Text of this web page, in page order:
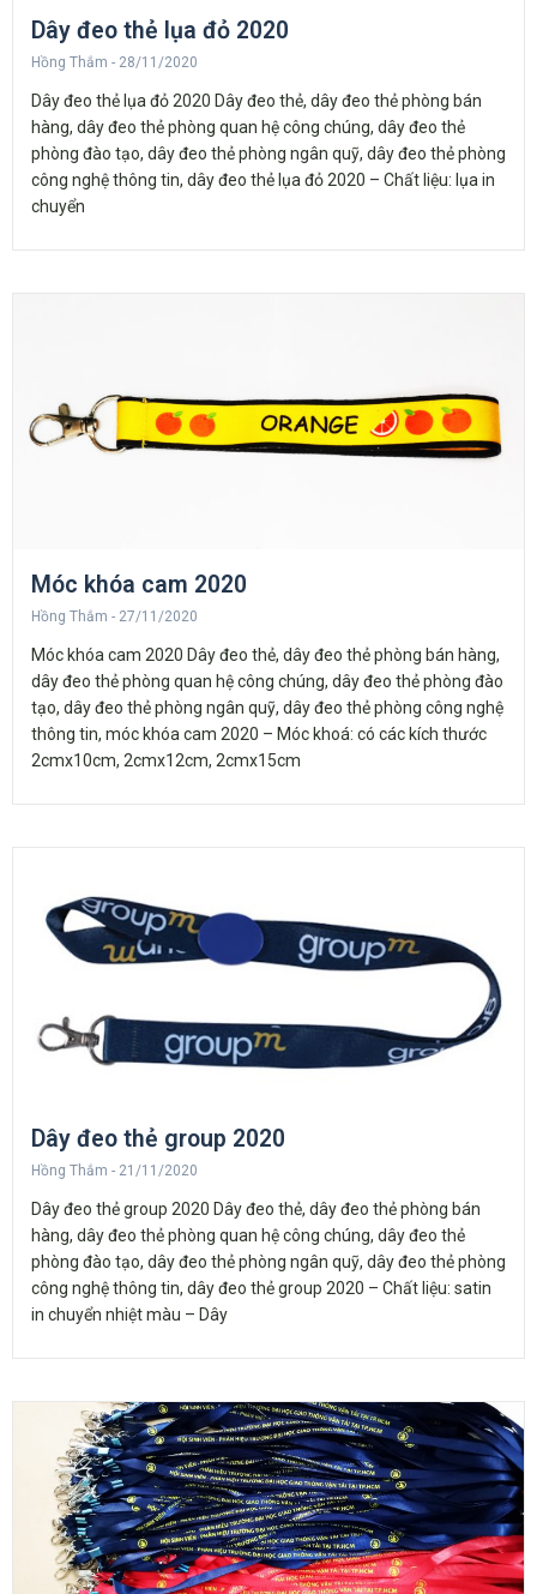
Dây đeo thẻ lụa đỏ 2020
Hồng Thắm 28/11/2020
Dây đeo thẻ lụa đỏ 2020 Dây đeo thẻ, dây đeo thẻ phòng bán
hàng, dây đeo thẻ phòng quan hệ công chúng, dây đeo thẻ
phòng đào tạo, dây đeo thẻ phòng ngân quỹ, dây đeo thẻ phòng
công nghệ thông tin, dây đeo thẻ lụa đỏ 2020 – Chất liệu: lụa in
chuyển
Móc khóa cam 2020
Hồng Thắm 27/11/2020
Móc khóa cam 2020 Dây đeo thẻ, dây đeo thẻ phòng bán hàng,
dây đeo thẻ phòng quan hệ công chúng, dây đeo thẻ phòng đào
tạo, dây đeo thẻ phòng ngân quỹ, dây đeo thẻ phòng công nghệ
thông tin, móc khóa cam 2020 – Móc khoá: có các kích thước
2cmx10cm, 2cmx12cm, 2cmx15cm
Dây đeo thẻ group 2020
Hồng Thắm 21/11/2020
Dây đeo thẻ group 2020 Dây đeo thẻ, dây đeo thẻ phòng bán
hàng, dây đeo thẻ phòng quan hệ công chúng, dây đeo thẻ
phòng đào tạo, dây đeo thẻ phòng ngân quỹ, dây đeo thẻ phòng
công nghệ thông tin, dây đeo thẻ group 2020 – Chất liệu: satin
in chuyển nhiệt màu – Dây